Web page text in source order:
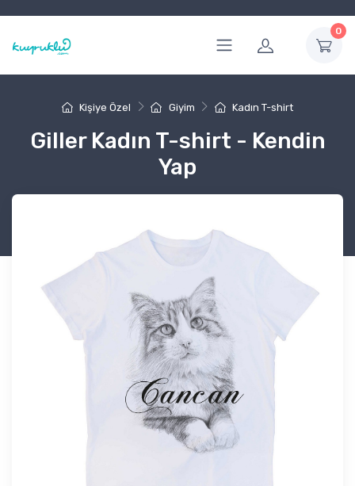
0
Kişiye Özel Giyim Kadın T-shirt
Giller Kadın T-shirt - Kendin
Yap